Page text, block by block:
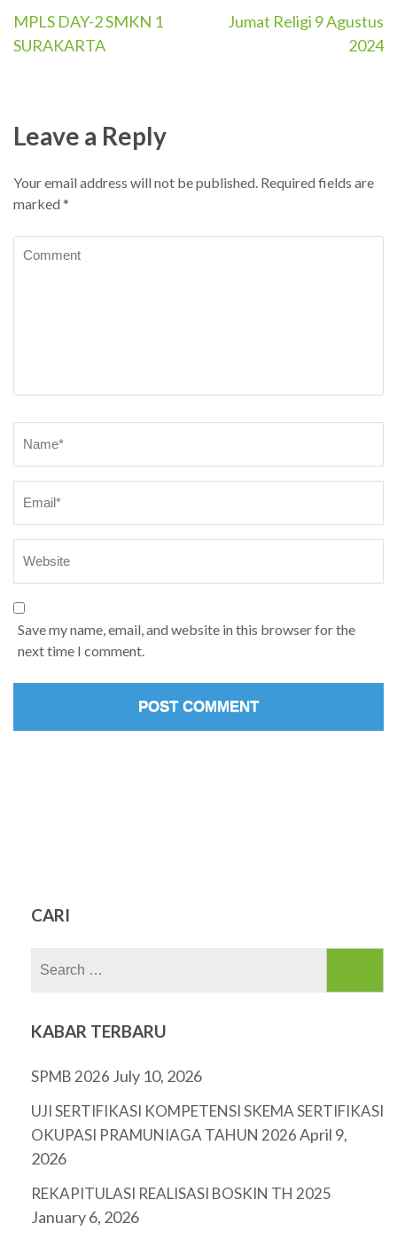
Post
MPLS DAY-2 SMKN 1
SURAKARTA
Jumat Religi 9 Agustus
2024
Leave a Reply
Your email address will not be published. Required fields are
marked *
Save my name, email, and website in this browser for the
next time I comment.
CARI
KABAR TERBARU
SPMB 2026 July 10, 2026
UJI SERTIFIKASI KOMPETENSI SKEMA SERTIFIKASI
OKUPASI PRAMUNIAGA TAHUN 2026April 9,
2026
REKAPITULASI REALISASI BOSKIN TH 2025
January 6, 2026